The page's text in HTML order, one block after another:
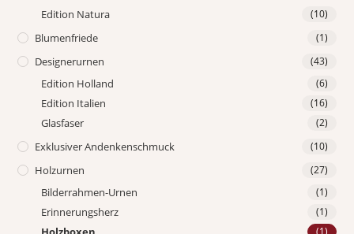
Edition Natura (10)
Blumenfriede (1)
Designerurnen (43)
Edition Holland (6)
Edition Italien (16)
Glasfaser (2)
Exklusiver Andenkenschmuck (10)
Holzurnen (27)
Bilderrahmen-Urnen (1)
Erinnerungsherz (1)
(1)